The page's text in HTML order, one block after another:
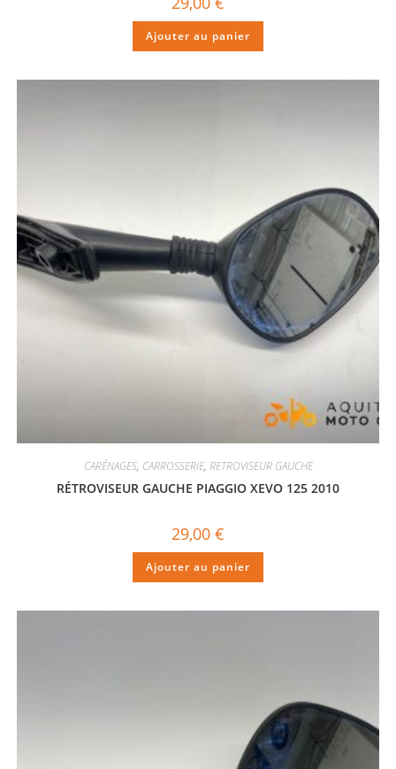
Ajouter au panier
CARÉNAGES, CARROSSERIE, RETROVISEUR GAUCHE
RÉTROVISEUR GAUCHE PIAGGIO XEVO 125 2010
29,00 €
Ajouter au panier